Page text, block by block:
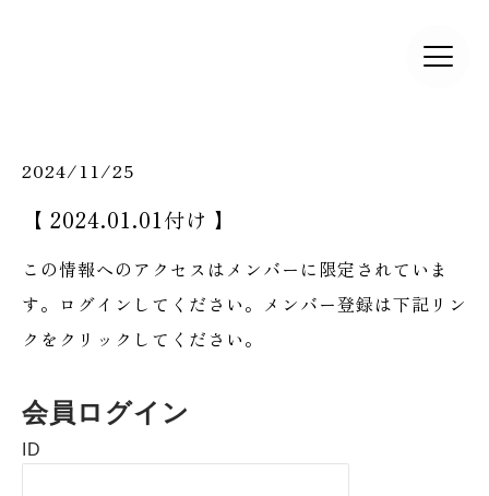
2024/11/25
【 2024.01.01付け 】
この情報へのアクセスはメンバーに限定されていま
す。ログインしてください。メンバー登録は下記リン
クをクリックしてください。
会員ログイン
ID